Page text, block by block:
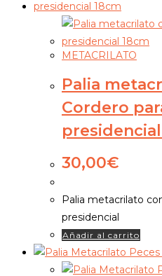
METACRILATO
Palia
Cordero
30,00€
Palia metacrilato
presidencial
Añadir al carrito